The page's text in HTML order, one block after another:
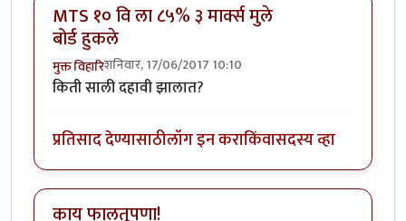
MTS १० वि ला ८५% ३ मार्क्स मुले
बोर्ड हुकले
मुक्त विहारिशनिवार, 17/06/2017 10:10
किती साली दहावी झालात?
प्रतिसाद देण्यासाठीलॉग इन कराकिंवासदस्य व्हा
काय फालतूपणा!